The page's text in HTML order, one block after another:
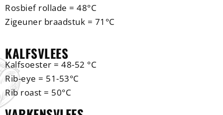
Rosbief rollade = 48°C
Zigeuner braadstuk = 71°C
KALFSVLEES
Kalfsoester = 48-52 °C
Rib-eye = 51-53°C
Rib roast = 50°C